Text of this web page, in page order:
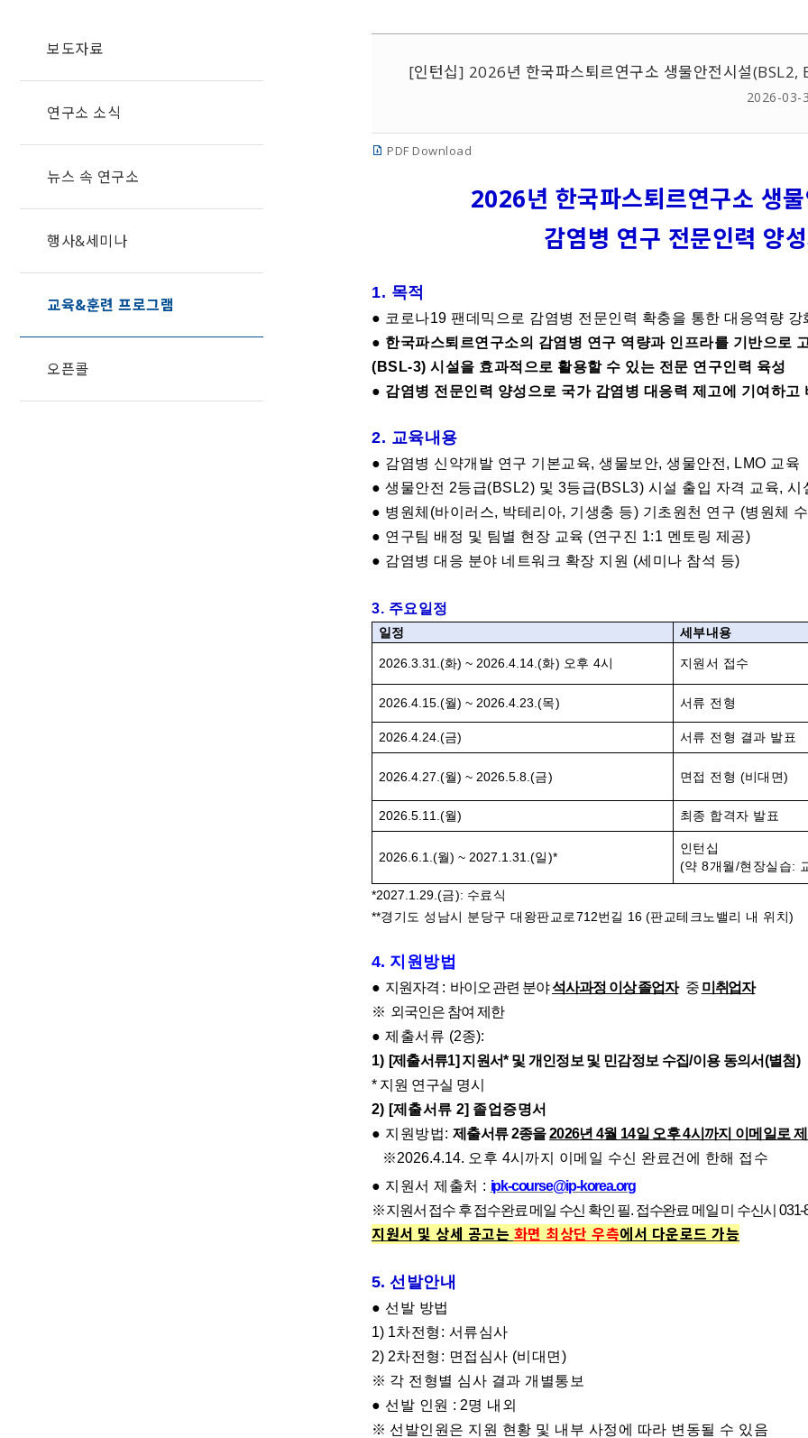
보도자료
연구소 소식
뉴스 속 연구소
행사&세미나
교육&훈련 프로그램
오픈콜
[인턴십] 2026년 한국파스퇴르연구소 생물안전시설(BSL2,
2026-03-
PDF Download
2026년 한국파스퇴르연구소 생
감염병 연구 전문인력 양
1. 목적
● 코로나19 팬데믹으로 감염병 전문인력 확충을 통한 대응역량 강
● 한국파스퇴르연구소의 감염병 연구 역량과 인프라를 기반으로
(BSL-3) 시설을 효과적으로 활용할 수 있는 전문 연구인력 육성
● 감염병 전문인력 양성으로 국가 감염병 대응력 제고에 기여하고
2. 교육내용
● 감염병 신약개발 연구 기본교육, 생물보안, 생물안전, LMO 교육
● 생물안전 2등급(BSL2) 및 3등급(BSL3) 시설 출입 자격 교육, 시
● 병원체(바이러스, 박테리아, 기생충 등) 기초원천 연구 (병원체
● 연구팀 배정 및 팀별 현장 교육 (연구진 1:1 멘토링 제공)
● 감염병 대응 분야 네트워크 확장 지원 (세미나 참석 등)
3. 주요일정
일정 세부내용
2026.3.31.(화) ~ 2026.4.14.(화) 오후4시 지원서 접수
2026.4.15.(월) ~ 2026.4.23.(목) 서류 전형
2026.4.24.(금) 서류 전형 결과 발표
2026.4.27.(월) ~ 2026.5.8.(금) 면접 전형 (비대면)
2026.5.11.(월) 최종 합격자 발표
2026.6.1.(월) ~ 2027.1.31.(일)*
인턴십
(약 8개월/현장실습:
*2027.1.29.(금): 수료식
**경기도 성남시 분당구 대왕판교로712번길 16 (판교테크노밸리 내 위치)
4. 지원방법
● 지원자격 : 바이오 관련 분야석사과정 이상 졸업자 중 미취업자
※ 외국인은 참여 제한
● 제출서류 (2종):
1) [제출서류1] 지원서* 및 개인정보 및 민감정보 수집/이용 동의서(별첨)
* 지원 연구실 명시
2) [제출서류 2] 졸업증명서
● 지원방법: 제출서류2종을2026년 4월 14일 오후4시까지 이메일로
※2026.4.14. 오후 4시까지 이메일 수신 완료건에 한해 접수
● 지원서 제출처 : ipk-course@ip-korea.org
※지원서 접수 후 접수완료 메일 수신 확인 필. 접수완료 메일 미 수신시031-
지원서 및 상세 공고는 화면 최상단 우측에서 다운로드 가능
5. 선발안내
● 선발 방법
1) 1차전형: 서류심사
2) 2차전형: 면접심사 (비대면 )
※ 각 전형별 심사 결과 개별통보
● 선발 인원 : 2명 내외
※ 선발인원은 지원 현황 및 내부 사정에 따라 변동될 수 있음